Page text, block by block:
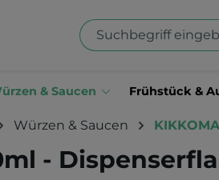
& Saucen Frühstück &
Würzen & Saucen
-